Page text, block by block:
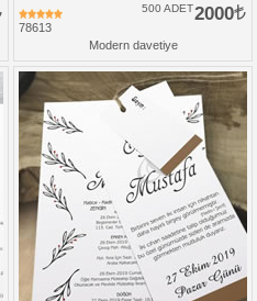
78613
2000
500 ADET
Modern davetiye